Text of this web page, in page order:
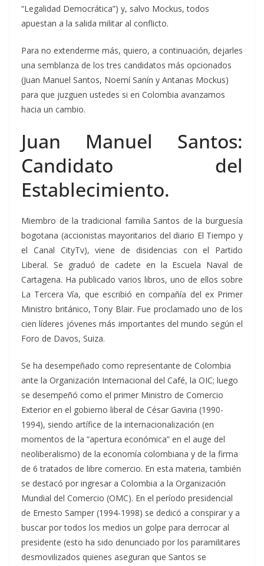
“Legalidad Democrática”) y, salvo Mockus, todos
apuestan a la salida militar al conflicto.
Para no extenderme más, quiero, a continuación, dejarles
una semblanza de los tres candidatos más opcionados
(Juan Manuel Santos, Noemí Sanín y Antanas Mockus)
para que juzguen ustedes si en Colombia avanzamos
hacia un cambio.
Juan Manuel Santos:
Candidato del
Establecimiento.
Miembro de la tradicional familia Santos de la burguesía
bogotana (accionistas mayoritarios del diario El Tiempo y
el Canal CityTv), viene de disidencias con el Partido
Liberal. Se graduó de cadete en la Escuela Naval de
Cartagena. Ha publicado varios libros, uno de ellos sobre
La Tercera Vía, que escribió en compañía del ex Primer
Ministro británico, Tony Blair. Fue proclamado uno de los
cien líderes jóvenes más importantes del mundo según el
Foro de Davos, Suiza.
Se ha desempeñado como representante de Colombia
ante la Organización Internacional del Café, la OIC; luego
se desempeñó como el primer Ministro de Comercio
Exterior en el gobierno liberal de César Gaviria (1990-
1994), siendo artífice de la internacionalización (en
momentos de la “apertura económica” en el auge del
neoliberalismo) de la economía colombiana y de la firma
de 6 tratados de libre comercio. En esta materia, también
se destacó por ingresar a Colombia a la Organización
Mundial del Comercio (OMC). En el período presidencial
de Ernesto Samper (1994-1998) se dedicó a conspirar y a
buscar por todos los medios un golpe para derrocar al
presidente (esto ha sido denunciado por los paramilitares
desmovilizados quienes aseguran que Santos se